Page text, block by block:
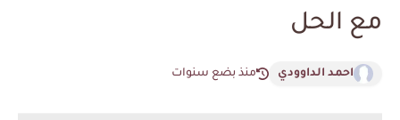
مع الحل
احمد الداوودي منذ بضع سنوات